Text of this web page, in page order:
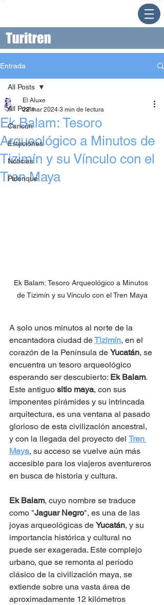
Entrada
All Posts
Cancún
Estaciones
Noticias
Palenque
All Posts
Ek Balam: Tesoro
Arqueológico a Minutos de
Tizimín y su Vínculo con el
Tren Maya
El Aluxe
22 mar 2024 3 min de lectura
Ek Balam: Tesoro Arqueológico a Minutos
de Tizimín y su Vínculo con el Tren Maya
A solo unos minutos al norte de la
encantadora ciudad deTizimín, en el
corazón de la Península de Yucatán, se
encuentra un tesoro arqueológico
esperando ser descubierto: Ek Balam.
Este antiguo sitio maya, con sus
imponentes pirámides y su intrincada
arquitectura, es una ventana al pasado
glorioso de esta civilización ancestral,
y con la llegada del proyecto del Tren
Maya, su acceso se vuelve aún más
accesible para los viajeros aventureros
en busca de historia y cultura.
Ek Balam, cuyo nombre se traduce
como "Jaguar Negro", es una de las
joyas arqueológicas de Yucatán, y su
importancia histórica y cultural no
puede ser exagerada. Este complejo
urbano, que se remonta al período
clásico de la civilización maya, se
extiende sobre una vasta área de
aproximadamente 12 kilómetros